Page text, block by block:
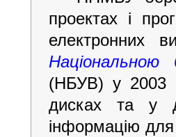
проектах і
електронних
Національною
(НБУВ) у 2003
дисках та у
інформацію